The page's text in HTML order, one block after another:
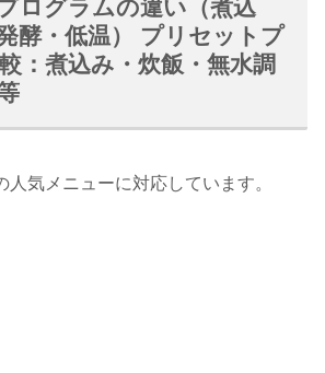
ログラムの違い（煮込
酵・低温） プリセットプ
：煮込み・炊飯・無水調
人気メニューに対応しています。